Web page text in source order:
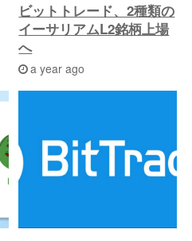
ビットトレード、2種類の
イーサリアムL2銘柄上場
へ
a year ago